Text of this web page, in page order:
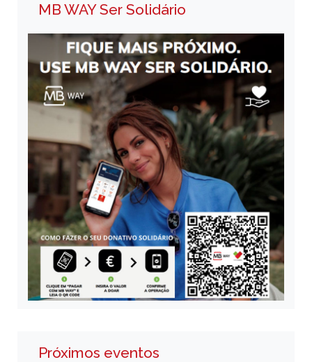
MB WAY Ser Solidário
Próximos eventos